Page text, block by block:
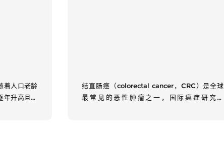
）是全球
症研究署
恶性肿瘤已成为严重威胁我国人民健康的重要因
素之一，据最新统计，恶性肿瘤死亡占居民全部